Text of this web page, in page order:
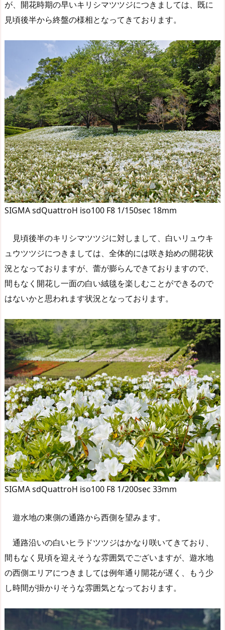
が、開花時期の早いキリシマツツジにつきましては、既に
見頃後半から終盤の様相となってきております。
SIGMA sdQuattroH iso100 F8 1/150sec 18mm
見頃後半のキリシマツツジに対しまして、白いリュウキ
ュウツツジにつきましては、全体的には咲き始めの開花状
況となっておりますが、蕾が膨らんできておりますので、
間もなく開花し一面の白い絨毯を楽しむことができるので
はないかと思われます状況となっております。
SIGMA sdQuattroH iso100 F8 1/200sec 33mm
遊水地の東側の通路から西側を望みます。
通路沿いの白いヒラドツツジはかなり咲いてきており、
間もなく見頃を迎えそうな雰囲気でございますが、遊水地
の西側エリアにつきましては例年通り開花が遅く、もう少
し時間が掛かりそうな雰囲気となっております。